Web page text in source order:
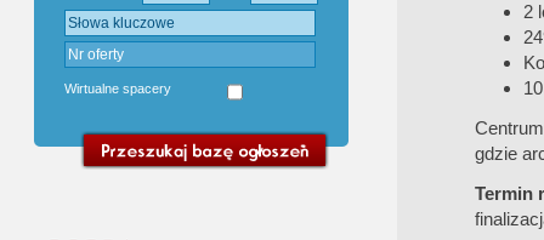
Wirtualne spacery
2
gdzie
Termin